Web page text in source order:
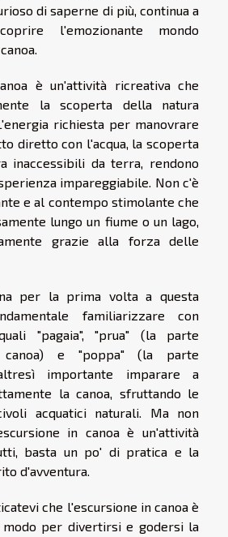
di saperne di più, continua a
l'emozionante mondo
è un'attività ricreativa che
la scoperta della natura
richiesta per manovrare
diretto con l'acqua, la scoperta
inaccessibili da terra, rendono
impareggiabile. Non c'è
e al contempo stimolante che
lungo un fiume o un lago,
grazie alla forza delle
per la prima volta a questa
familiarizzare con
"pagaia", "prua" (la parte
e "poppa" (la parte
importante imparare a
la canoa, sfruttando le
acquatici naturali. Ma non
in canoa è un'attività
basta un po' di pratica e la
d'avventura.
che l'escursione in canoa è
per divertirsi e godersi la